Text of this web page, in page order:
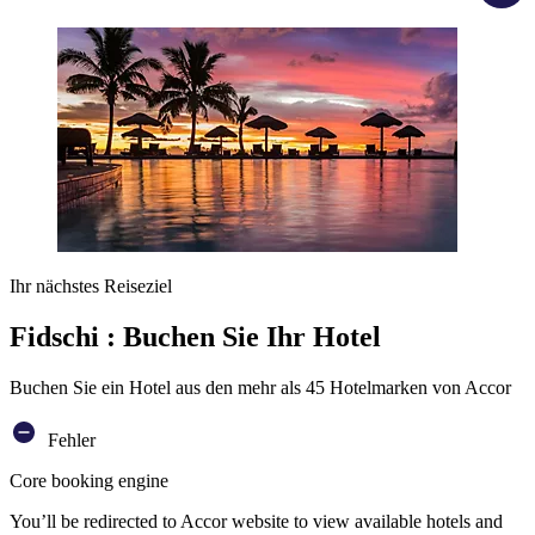
Ihr nächstes Reiseziel
Fidschi : Buchen Sie Ihr Hotel
Buchen Sie ein Hotel aus den mehr als 45 Hotelmarken von Accor
Fehler
Core booking engine
You’ll be redirected to Accor website to view available hotels and